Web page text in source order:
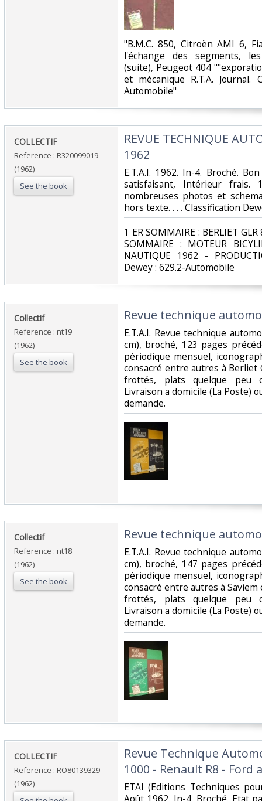
‎"B.M.C. 850, Citroën AMI 6,
l'échange des segments,
(suite), Peugeot 404
et mécanique R.T.A. Journal.
Automobile"‎
‎COLLECTIF‎
Reference : R320099019
(1962)
See the book
‎REVUE TECHNIQUE
1962‎
‎E.T.A.I. 1962. In-4. Broché.
satisfaisant, Intérieur frais.
nombreuses photos et
hors texte. . . . Classification
‎1 ER SOMMAIRE : BERLIET
SOMMAIRE : MOTEUR
NAUTIQUE 1962 -
Dewey : 629.2-Automobile‎
‎Collectif‎
Reference : nt19
(1962)
See the book
‎Revue technique
‎E.T.A.I. Revue technique
cm), broché, 123 pages
périodique mensuel,
consacré entre autres à Berliet
frottés, plats quelque peu
Livraison a domicile (La Poste)
demande.‎
‎Collectif‎
Reference : nt18
(1962)
See the book
‎Revue technique
‎E.T.A.I. Revue technique
cm), broché, 147 pages
périodique mensuel,
consacré entre autres à
frottés, plats quelque peu
Livraison a domicile (La Poste)
demande.‎
‎COLLECTIF‎
Reference : RO80139329
(1962)
‎Revue Technique
1000 - Renault R8 - Ford
‎ETAI (Editions Techniques